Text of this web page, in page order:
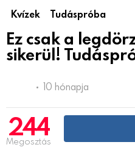
Kvízek Tudáspróba
Ez csak a
sikerül!
10 hónapja
244
Megosztás